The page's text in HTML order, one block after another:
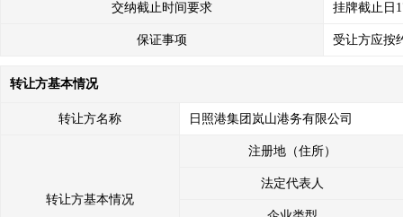
交纳截止时间要求 挂牌截止日
保证事项 受让方应按
转让方基本情况
转让方名称 日照港集团岚山港务有限公司
转让方基本情况
注册地（住所）
法定代表人